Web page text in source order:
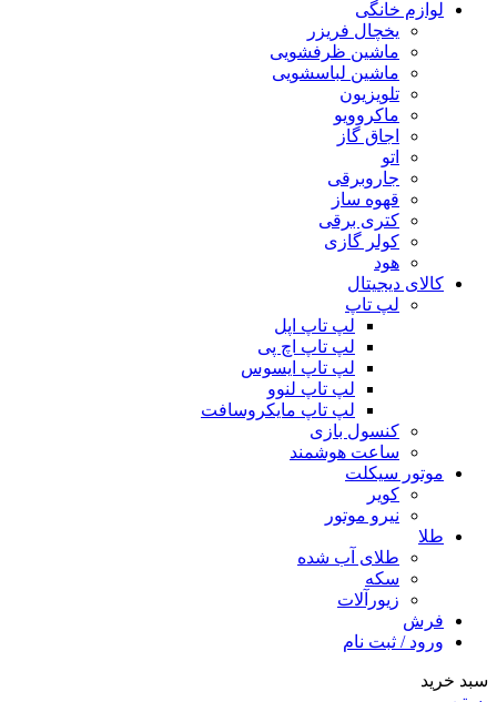
لوازم خانگی
یخچال فریزر
ماشین ظرفشویی
ماشین لباسشویی
تلویزیون
ماکروویو
اجاق گاز
اتو
جاروبرقی
قهوه ساز
کتری برقی
کولر گازی
هود
کالای دیجیتال
لپ تاپ
لپ تاپ اپل
لپ تاپ اچ پی
لپ تاپ ایسوس
لپ تاپ لنوو
لپ تاپ مایکروسافت
کنسول بازی
ساعت هوشمند
موتور سیکلت
کویر
نیرو موتور
طلا
طلای آب شده
سکه
زیورآلات
فرش
ورود / ثبت نام
سبد خرید